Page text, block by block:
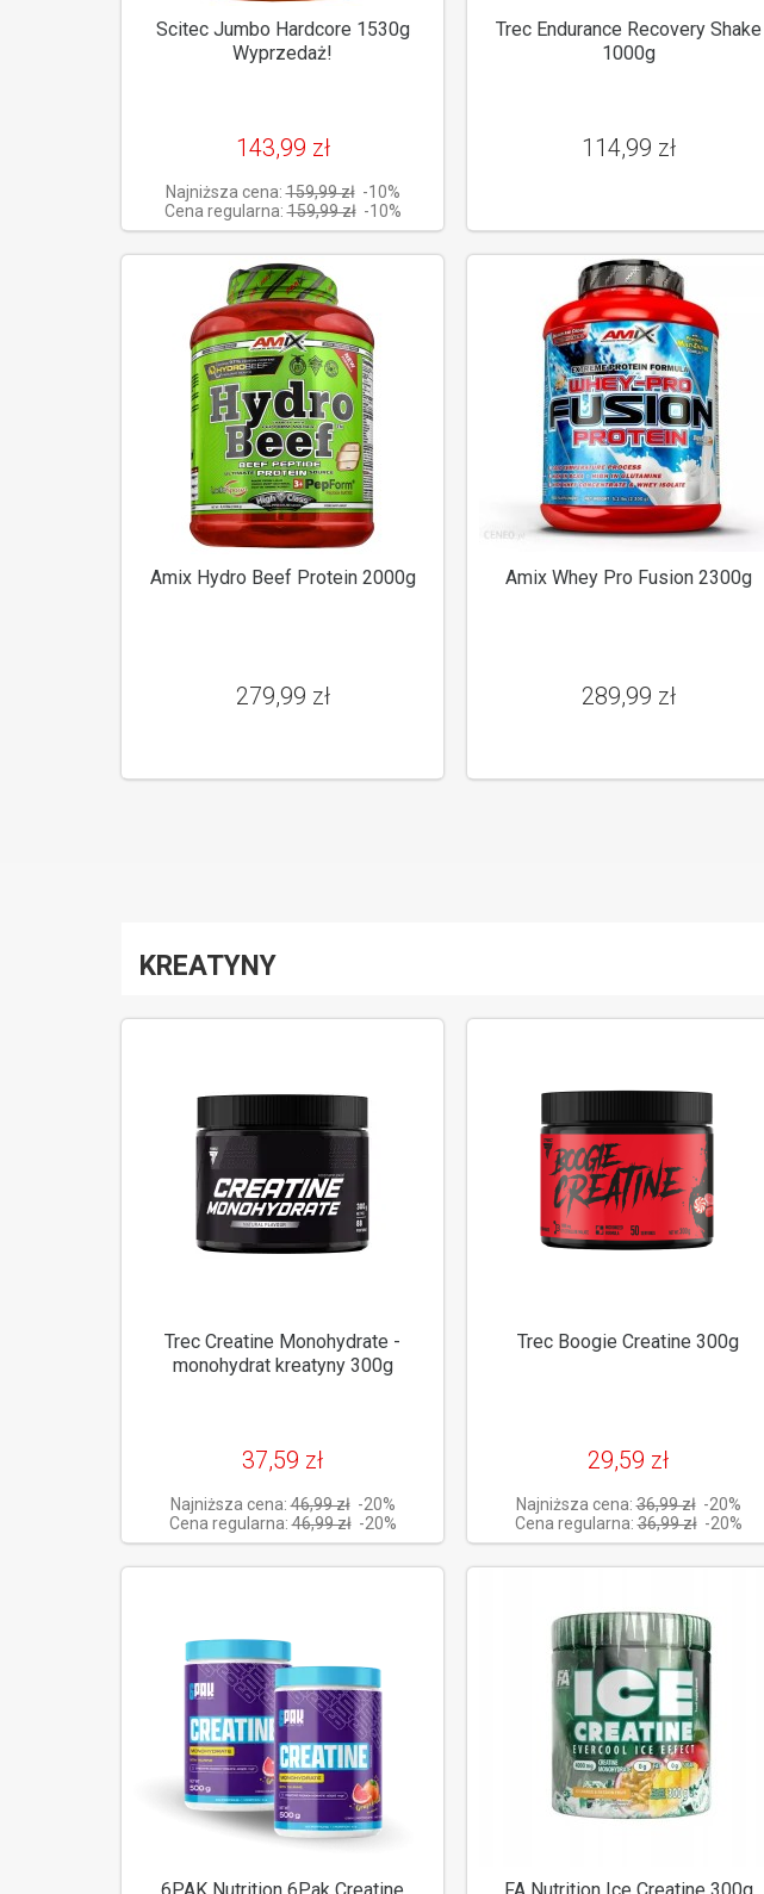
Scitec Jumbo Hardcore 1530g
Wyprzedaż!
143,99 zł
Najniższa cena:159,99 zł -10%
Cena regularna:159,99 zł -10%
Trec Endurance Recovery Shake
1000g
114,99 zł
Amix Hydro Beef Protein 2000g
279,99 zł
Amix Whey Pro Fusion 2300g
289,99 zł
KREATYNY
Trec Creatine Monohydrate -
monohydrat kreatyny 300g
37,59 zł
Najniższa cena:46,99 zł -20%
Cena regularna:46,99 zł -20%
Trec Boogie Creatine 300g
29,59 zł
Najniższa cena:36,99 zł -20%
Cena regularna:36,99 zł -20%